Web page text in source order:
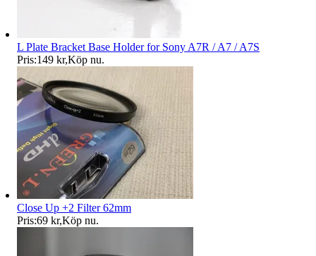
L Plate Bracket Base Holder for Sony A7R / A7 / A7S
Pris:149 kr,Köp nu.
Close Up +2 Filter 62mm
Pris:69 kr,Köp nu.